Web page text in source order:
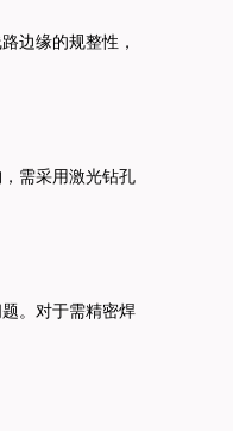
边缘的规整性，
需采用激光钻孔
。 对于需精密焊